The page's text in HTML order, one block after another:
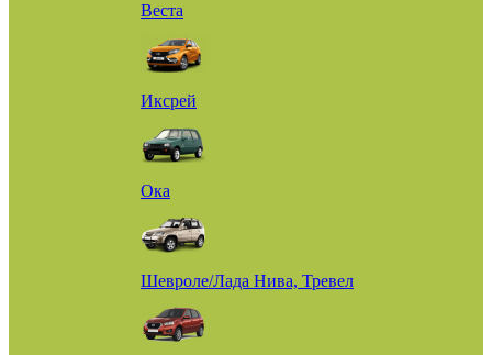
Веста
Иксрей
Ока
Шевроле/Лада Нива, Тревел